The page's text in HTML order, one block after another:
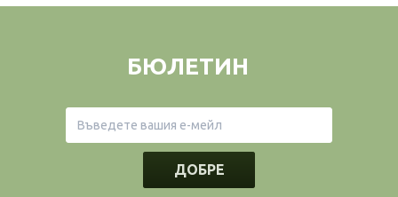
БЮЛЕТИН
ДОБРЕ